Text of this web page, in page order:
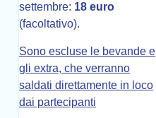
settembre: 18 euro
(facoltativo).
Sono escluse le bevande e
gli extra, che verranno
saldati direttamente in loco
dai partecipanti